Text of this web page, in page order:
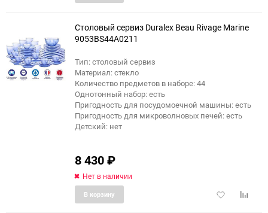
Столовый сервиз Duralex Beau Rivage Marine
9053BS44A0211
Тип: столовый сервиз
Материал: стекло
Количество предметов в наборе: 44
Однотонный набор: есть
Пригодность для посудомоечной машины: есть
Пригодность для микроволновых печей: есть
Детский: нет
8 430₽
Нет в наличии
Добавить
В корзину